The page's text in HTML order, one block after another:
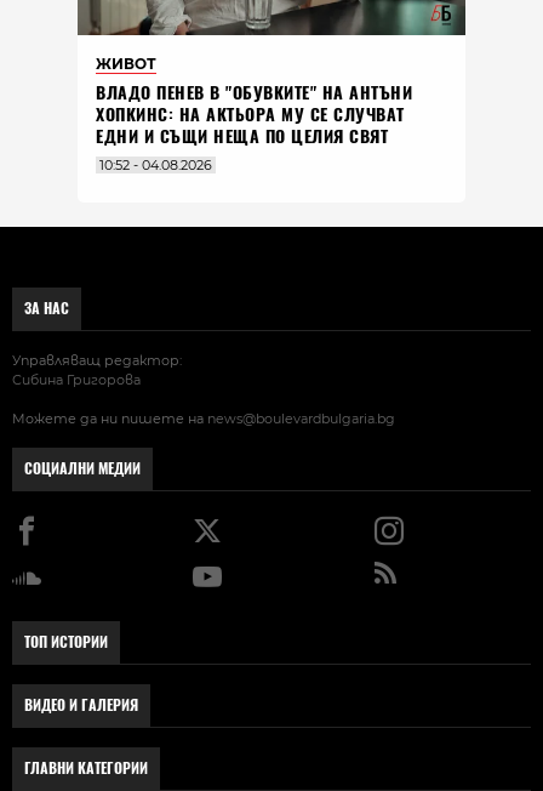
ЖИВОТ
ВЛАДO ПЕНЕВ В "ОБУВКИТЕ" НА АНТЪНИ
ХОПКИНС: НА АКТЬОРА МУ СЕ СЛУЧВАТ
ЕДНИ И СЪЩИ НЕЩА ПО ЦЕЛИЯ СВЯТ
10:52 - 04.08.2026
ЗА НАС
Управляващ редактор:
Сибина Григорова
Можете да ни пишете на news@boulevardbulgaria.bg
СОЦИАЛНИ МЕДИИ
ТОП ИСТОРИИ
ВИДЕО И ГАЛЕРИЯ
ГЛАВНИ КАТЕГОРИИ